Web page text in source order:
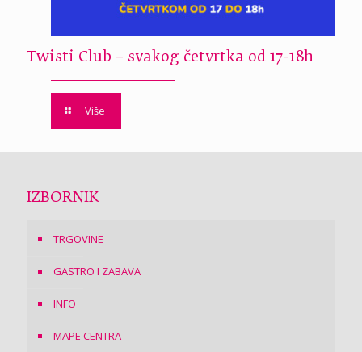
Twisti Club – svakog četvrtka od 17-18h
Više
IZBORNIK
TRGOVINE
GASTRO I ZABAVA
INFO
MAPE CENTRA